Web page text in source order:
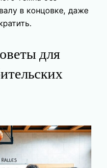
в концовке, даже
для